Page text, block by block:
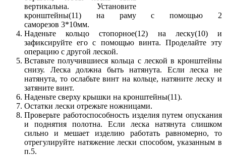
вертикальна. Установите
кронштейны(11) на раму с помощью 2
саморезов 3*10мм.
Наденьте кольцо стопорное(12) на леску(10) и
зафиксируйте его с помощью винта. Проделайте эту
операцию с другой леской.
Вставьте получившиеся кольца с леской в кронштейны
снизу. Леска должна быть натянута. Если леска не
натянута, то ослабьте винт на кольце, натяните леску и
затяните винт.
Наденьте сверху крышки на кронштейны(11).
Остатки лески отрежьте ножницами.
Проверьте работоспособность изделия путем опускания
и поднятия полотна. Если леска натянута слишком
сильно и мешает изделию работать равномерно, то
отрегулируйте натяжение лески способом, указанным в
п.5.